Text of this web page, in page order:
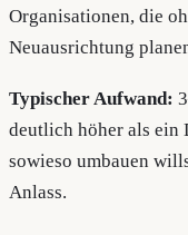
Organisationen, die
Neuausrichtung
Typischer Aufwand:
deutlich höher als ein
sowieso umbauen
Anlass.